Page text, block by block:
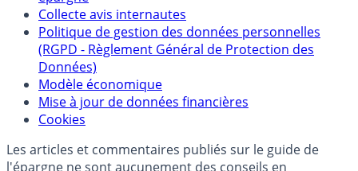
Politique de référencement des placements
épargne
Collecte avis internautes
Politique de gestion des données personnelles
(RGPD - Règlement Général de Protection des
Données)
Modèle économique
Cookies